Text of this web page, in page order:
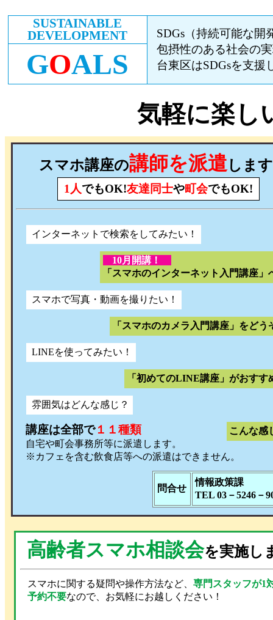
SUSTAINABLE
DEVELOPMENT
SDGs（持続可能な開
包摂性のある社会の
台東区はSDGsを支援
GOALS
気軽に楽
スマホ講座の講師を派遣 しま
1人でもOK!友達同士や町会でもOK!
インターネットで検索をしてみたい！
10月開講！
「スマホのインターネット入門講座」
スマホで写真・動画を撮りたい！
「スマホのカメラ入門講座」をどう
LINEを使ってみたい！
「初めてのLINE講座」がおすす
雰囲気はどんな感じ？
こんな感
講座は全部で１１種類
自宅や町会事務所等に派遣します。
※カフェを含む飲食店等への派遣はできません。
問合せ
情報政策課
TEL 03－5246－
高齢者スマホ相談会を実施し
スマホに関する疑問や操作方法など、専門スタッフが1
予約不要なので、お気軽にお越しください！